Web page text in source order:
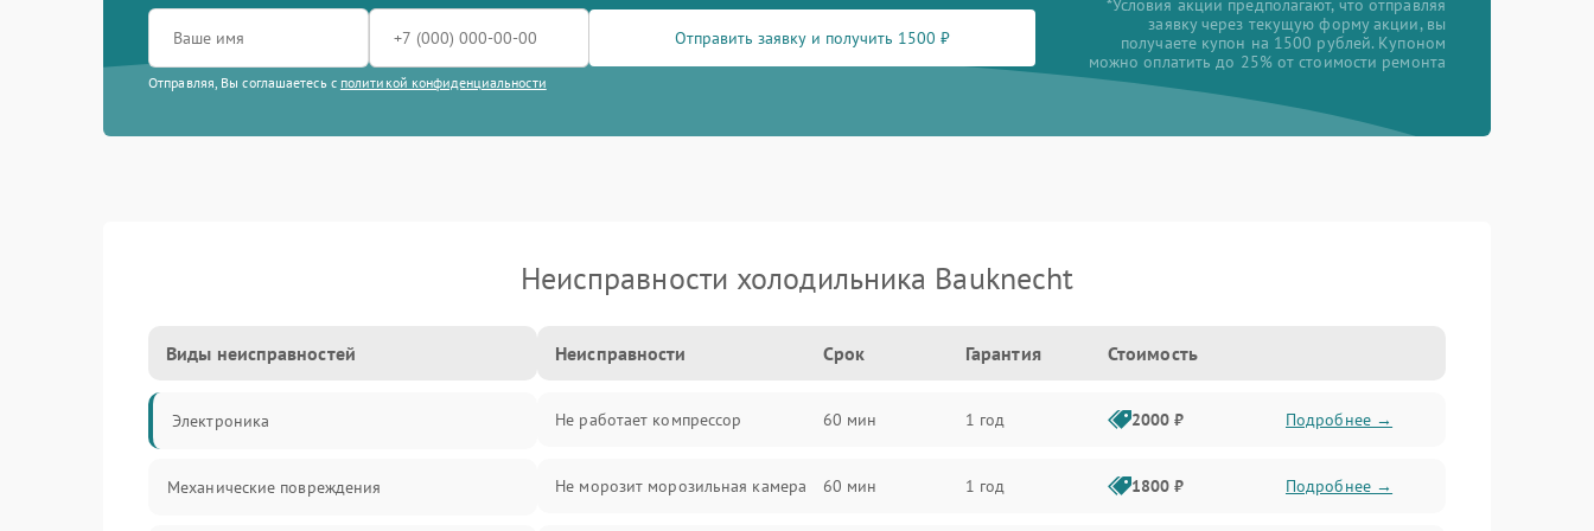
Отправить заявку и получить 1500 ₽
Отправляя, Вы соглашаетесь с политикой конфиденциальности
*Условия акции предполагают, что отправляя
заявку через текущую форму акции, вы
получаете купон на 1500 рублей. Купоном
можно оплатить до 25% от стоимости ремонта
Неисправности холодильника Bauknecht
Виды неисправностей
Электроника
Механические повреждения
Неисправности Срок Гарантия Стоимость
Не работает компрессор 60 мин 1 год 2000 ₽ Подробнее →
Не морозит морозильная камера 60 мин 1 год 1800 ₽ Подробнее →